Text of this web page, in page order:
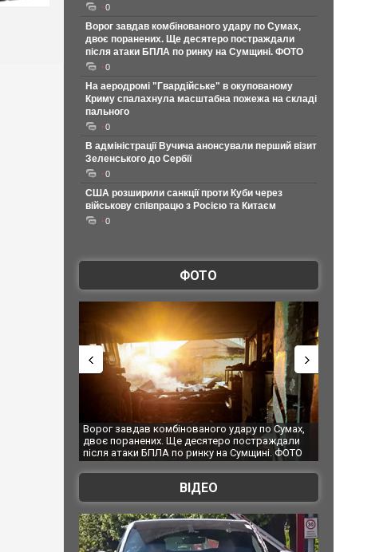
0
Ворог завдав комбінованого удару по Сумах,
двоє поранених. Ще десятеро постраждали
після атаки БПЛА по ринку на Сумщині. ФОТО
0
На аеродромі "Гвардійське" в окупованому
Криму спалахнула масштабна пожежа на складі
пального
0
В адміністрації Вучича анонсували перший візит
Зеленського до Сербії
0
США розширили санкції проти Куби через
військову співпрацю з Росією та Китаєм
0
ФОТО
Ворог завдав комбінованого удару по Сумах,
двоє поранених. Ще десятеро постраждали
після атаки БПЛА по ринку на Сумщині. ФОТО
За 2000 кілометрів від
Єкатеринбурзі після атаки
склад Wildberries. ФОТО. ВІДЕО
ВІДЕО